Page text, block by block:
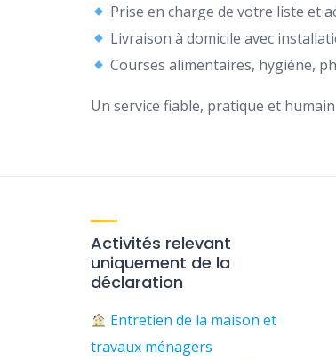
Prise en charge de votre liste et
Livraison à domicile avec
Courses alimentaires, hygiène,
Un service fiable, pratique et
Activités relevant
uniquement de la
déclaration
Entretien de la maison et
travaux ménagers